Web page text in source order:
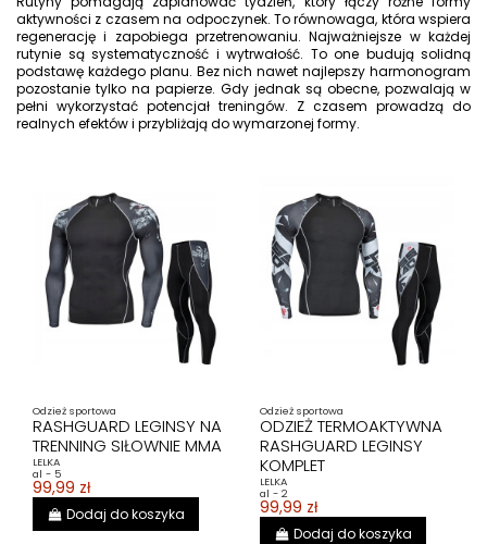
aktywności z czasem na odpoczynek. To równowaga, która wspiera
regenerację i zapobiega przetrenowaniu. Najważniejsze w każdej
rutynie są systematyczność i wytrwałość. To one budują solidną
podstawę każdego planu. Bez nich nawet najlepszy harmonogram
pozostanie tylko na papierze. Gdy jednak są obecne, pozwalają w
pełni wykorzystać potencjał treningów. Z czasem prowadzą do
realnych efektów i przybliżają do wymarzonej formy.
Odzież sportowa
RASHGUARD LEGINSY NA
TRENNING SIŁOWNIE MMA
LELKA
al - 5
99,99 zł
Dodaj do koszyka
Odzież sportowa
ODZIEŻ TERMOAKTYWNA
RASHGUARD LEGINSY
KOMPLET
LELKA
al - 2
99,99 zł
Dodaj do koszyka